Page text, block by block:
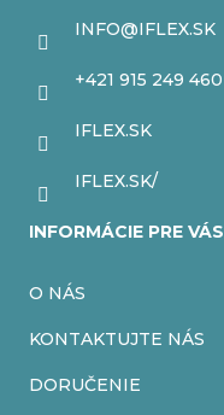
INFO@IFLEX.SK
+421 915 249 460
IFLEX.SK
IFLEX.SK/
INFORMÁCIE PRE VÁS
O NÁS
KONTAKTUJTE NÁS
DORUČENIE